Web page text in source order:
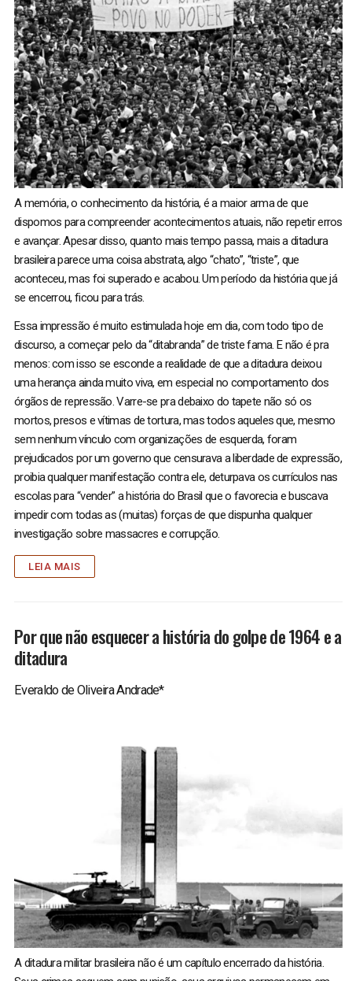
A memória, o conhecimento da história, é a maior arma de que
dispomos para compreender acontecimentos atuais, não repetir erros
e avançar. Apesar disso, quanto mais tempo passa, mais a ditadura
brasileira parece uma coisa abstrata, algo “chato”, “triste”, que
aconteceu, mas foi superado e acabou. Um período da história que já
se encerrou, ficou para trás.
Essa impressão é muito estimulada hoje em dia, com todo tipo de
discurso, a começar pelo da “ditabranda” de triste fama. E não é pra
menos: com isso se esconde a realidade de que a ditadura deixou
uma herança ainda muito viva, em especial no comportamento dos
órgãos de repressão. Varre-se pra debaixo do tapete não só os
mortos, presos e vítimas de tortura, mas todos aqueles que, mesmo
sem nenhum vínculo com organizações de esquerda, foram
prejudicados por um governo que censurava a liberdade de expressão,
proibia qualquer manifestação contra ele, deturpava os currículos nas
escolas para “vender” a história do Brasil que o favorecia e buscava
impedir com todas as (muitas) forças de que dispunha qualquer
investigação sobre massacres e corrupção.
LEIA MAIS
Por que não esquecer a história do golpe de 1964 e a
ditadura
Everaldo de Oliveira Andrade*
A ditadura militar brasileira não é um capítulo encerrado da história.